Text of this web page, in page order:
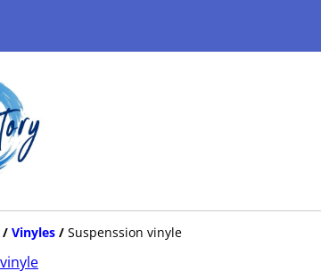
/ Vinyles / Suspenssion vinyle